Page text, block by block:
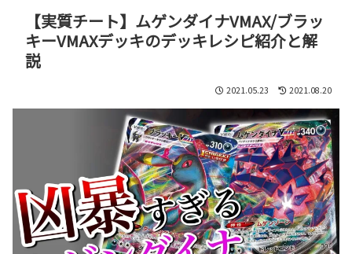
【実質チート】ムゲンダイナVMAX/ブラッ
キーVMAXデッキのデッキレシピ紹介と解
説
2021.05.23 2021.08.20